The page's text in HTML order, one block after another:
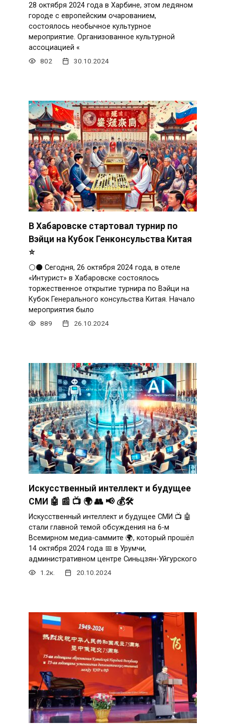
28 октября 2024 года в Харбине, этом ледяном
городе с европейским очарованием,
состоялось необычное культурное
мероприятие. Организованное культурной
ассоциацией «
802 30.10.2024
В Хабаровске стартовал турнир по
Вэйци на Кубок Генконсульства Китая
⭐️
⚪⚫ Сегодня, 26 октября 2024 года, в отеле
«Интурист» в Хабаровске состоялось
торжественное открытие турнира по Вэйци на
Кубок Генерального консульства Китая. Начало
мероприятия было
889 26.10.2024
Искусственный интеллект и будущее
СМИ 🤖 📰 📺 🌍 👥 📢 💰🛠️
Искусственный интеллект и будущее СМИ 📺 🤖
стали главной темой обсуждения на 6-м
Всемирном медиа-саммите 🌍, который прошёл
14 октября 2024 года 📅 в Урумчи,
административном центре Синьцзян-Уйгурского
1.2к. 20.10.2024